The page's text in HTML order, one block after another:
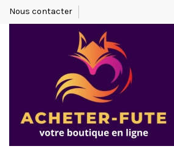
Nous contacter